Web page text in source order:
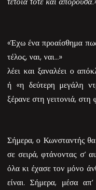
«Έχω ένα προαίσθημα
τέλος, ναι, ναι…»
λέει και ξαναλέει ο
ή «η δεύτερη μεγάλη
ξέρανε στη γειτονιά,
Σήμερα, ο Κωνσταντής
σε σειρά, φτάνοντας σ’
όλα κι έχασε τον μόνο
είναι. Σήμερα, μέσα